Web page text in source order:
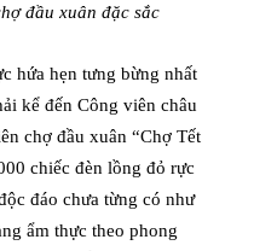
đầu xuân đặc sắc
hứa hẹn tưng bừng nhất
kể đến Công viên châu
chợ đầu xuân “Chợ Tết
chiếc đèn lồng đỏ rực
đáo chưa từng có như
ẩm thực theo phong